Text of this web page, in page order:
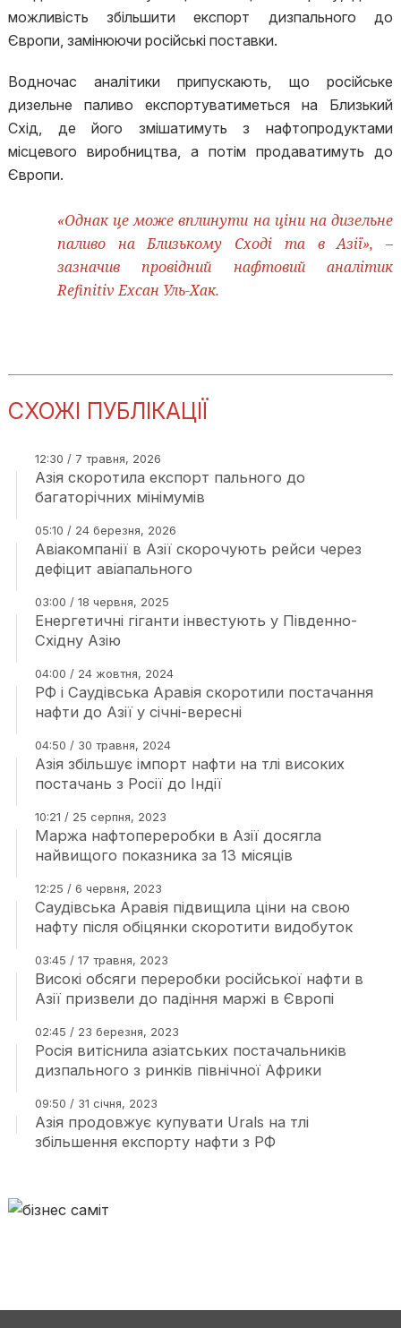
можливість збільшити експорт дизпального до
Європи, замінюючи російські поставки.
Водночас аналітики припускають, що російське
дизельне паливо експортуватиметься на Близький
Схід, де його змішатимуть з нафтопродуктами
місцевого виробництва, а потім продаватимуть до
Європи.
«Однак це може вплинути на ціни на дизельне
паливо на Близькому Сході та в Азії», –
зазначив провідний нафтовий аналітик
Refinitiv Ехсан Уль-Хак.
СХОЖІ ПУБЛІКАЦІЇ
12:30 / 7 травня, 2026
Азія скоротила експорт пального до
багаторічних мінімумів
05:10 / 24 березня, 2026
Авіакомпанії в Азії скорочують рейси через
дефіцит авіапального
03:00 / 18 червня, 2025
Енергетичні гіганти інвестують у Південно-
Східну Азію
04:00 / 24 жовтня, 2024
РФ і Саудівська Аравія скоротили постачання
нафти до Азії у січні-вересні
04:50 / 30 травня, 2024
Азія збільшує імпорт нафти на тлі високих
постачань з Росії до Індії
10:21 / 25 серпня, 2023
Маржа нафтопереробки в Азії досягла
найвищого показника за 13 місяців
12:25 / 6 червня, 2023
Саудівська Аравія підвищила ціни на свою
нафту після обіцянки скоротити видобуток
03:45 / 17 травня, 2023
Високі обсяги переробки російської нафти в
Азії призвели до падіння маржі в Європі
02:45 / 23 березня, 2023
Росія витіснила азіатських постачальників
дизпального з ринків північної Африки
09:50 / 31 січня, 2023
Азія продовжує купувати Urals на тлі
збільшення експорту нафти з РФ